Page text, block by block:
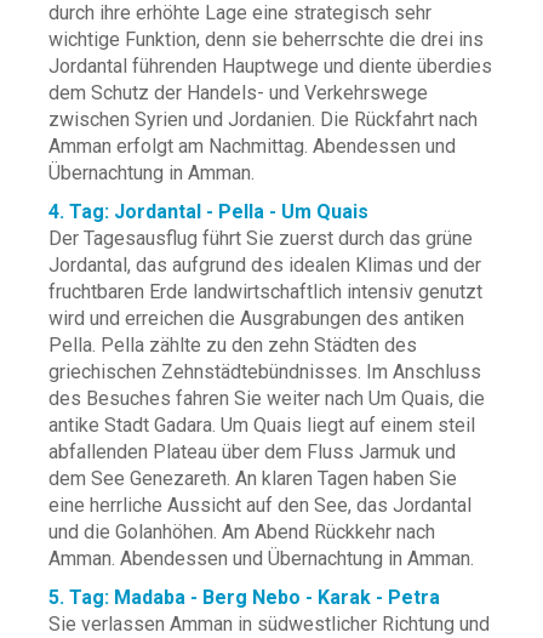
durch ihre erhöhte Lage eine strategisch sehr
wichtige Funktion, denn sie beherrschte die drei ins
Jordantal führenden Hauptwege und diente überdies
dem Schutz der Handels- und Verkehrswege
zwischen Syrien und Jordanien. Die Rückfahrt nach
Amman erfolgt am Nachmittag. Abendessen und
Übernachtung in Amman.
4. Tag: Jordantal - Pella - Um Quais
Der Tagesausflug führt Sie zuerst durch das grüne
Jordantal, das aufgrund des idealen Klimas und der
fruchtbaren Erde landwirtschaftlich intensiv genutzt
wird und erreichen die Ausgrabungen des antiken
Pella. Pella zählte zu den zehn Städten des
griechischen Zehnstädtebündnisses. Im Anschluss
des Besuches fahren Sie weiter nach Um Quais, die
antike Stadt Gadara. Um Quais liegt auf einem steil
abfallenden Plateau über dem Fluss Jarmuk und
dem See Genezareth. An klaren Tagen haben Sie
eine herrliche Aussicht auf den See, das Jordantal
und die Golanhöhen. Am Abend Rückkehr nach
Amman. Abendessen und Übernachtung in Amman.
5. Tag: Madaba - Berg Nebo - Karak - Petra
Sie verlassen Amman in südwestlicher Richtung und